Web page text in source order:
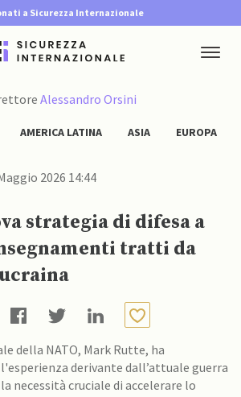
a Sicurezza Internazionale
Alessandro Orsini
AMERICA LATINA ASIA EUROPA
2026 14:44
strategia di difesa a
tratti da
della NATO, Mark Rutte, ha
derivante dall’attuale guerra
necessità cruciale di accelerare lo